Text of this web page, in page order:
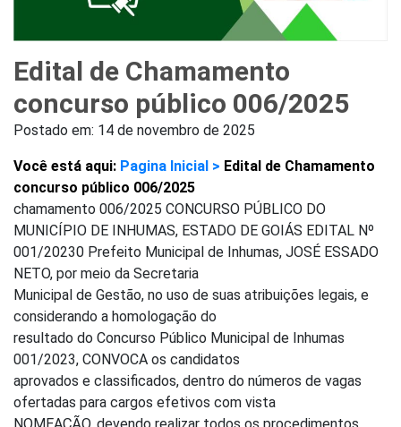
Edital de Chamamento
concurso público 006/2025
Postado em: 14 de novembro de 2025
Você está aqui: Pagina Inicial > Edital de Chamamento
concurso público 006/2025
chamamento 006/2025 CONCURSO PÚBLICO DO
MUNICÍPIO DE INHUMAS, ESTADO DE GOIÁS EDITAL Nº
001/20230 Prefeito Municipal de Inhumas, JOSÉ ESSADO
NETO, por meio da Secretaria
Municipal de Gestão, no uso de suas atribuições legais, e
considerando a homologação do
resultado do Concurso Público Municipal de Inhumas
001/2023, CONVOCA os candidatos
aprovados e classificados, dentro do números de vagas
ofertadas para cargos efetivos com vista